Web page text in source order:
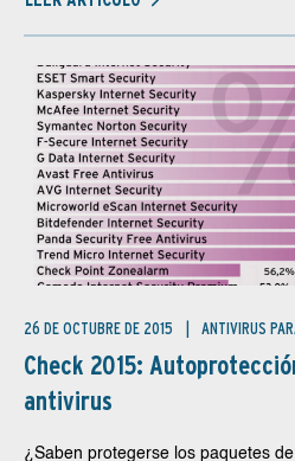
26 DE OCTUBRE DE 2015 ANTIVIRUS
Check 2015:
antivirus
¿Saben protegerse los paquetes